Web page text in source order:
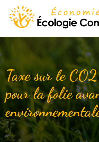
Taxe sur le
pour la folie